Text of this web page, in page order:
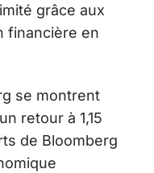
grâce aux
financière en
se montrent
retour à 1,15
de Bloomberg